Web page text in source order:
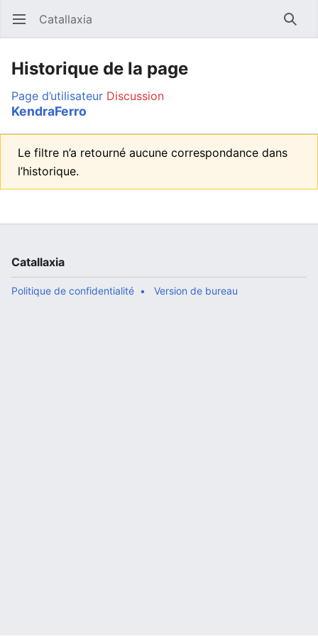
Ouvrir le menu principal Catallaxia
Historique de la page
Page d’utilisateur Discussion
KendraFerro
Le filtre n’a retourné aucune correspondance dans
l’historique.
Catallaxia
Politique de confidentialité Version de bureau